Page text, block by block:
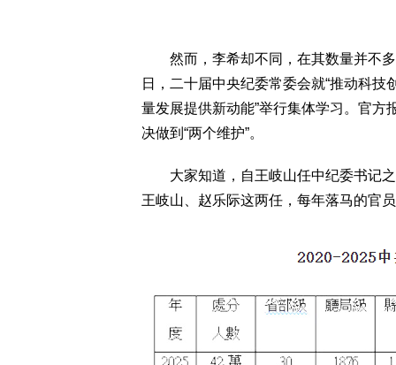
然而，李希却不同，在其数量并不多
日，二十届中央纪委常委会就“推动科
量发展提供新动能”举行集体学习。官方
决做到“两个维护”。
大家知道，自王岐山任中纪委书记之
王岐山、赵乐际这两任，每年落马的官